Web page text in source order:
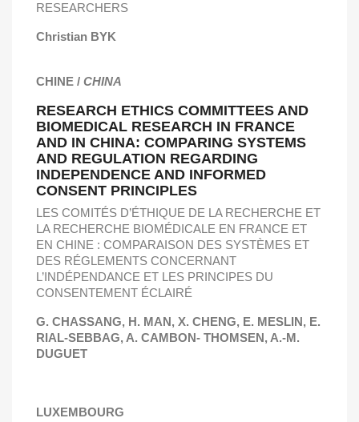
RESEARCHERS
Christian BYK
CHINE / CHINA
RESEARCH ETHICS COMMITTEES AND
BIOMEDICAL RESEARCH IN FRANCE
AND IN CHINA: COMPARING SYSTEMS
AND REGULATION REGARDING
INDEPENDENCE AND INFORMED
CONSENT PRINCIPLES
LES COMITÉS D’ÉTHIQUE DE LA RECHERCHE ET
LA RECHERCHE BIOMÉDICALE EN FRANCE ET
EN CHINE : COMPARAISON DES SYSTÈMES ET
DES RÉGLEMENTS CONCERNANT
L’INDÉPENDANCE ET LES PRINCIPES DU
CONSENTEMENT ÉCLAIRÉ
G. CHASSANG, H. MAN, X. CHENG, E. MESLIN, E.
RIAL-SEBBAG, A. CAMBON- THOMSEN, A.-M.
DUGUET
LUXEMBOURG